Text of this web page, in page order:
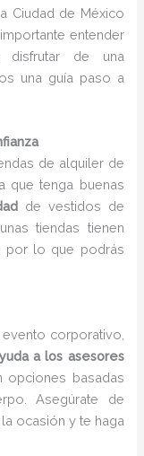
Ciudad de México
entender
disfrutar de una
una guía paso a
de alquiler de
que tenga buenas
de vestidos de
tiendas tienen
por lo que podrás
corporativo,
a los asesores
opciones basadas
Asegúrate de
ocasión y te haga